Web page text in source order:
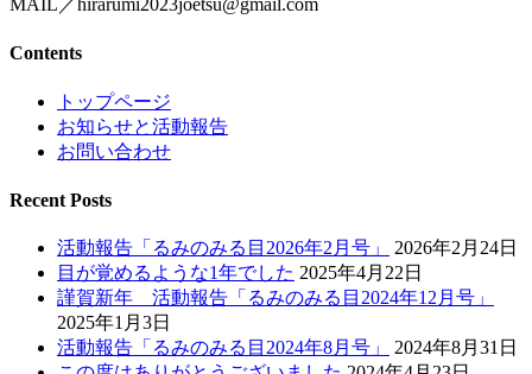
MAIL／hirarumi2023joetsu@gmail.com
Contents
トップページ
お知らせと活動報告
お問い合わせ
Recent Posts
活動報告「るみのみる目2026年2月号」
2026年2月24日
目が覚めるような1年でした 2025年4月22日
謹賀新年 活動報告「るみのみる目2024年12月号」
2025年1月3日
活動報告「るみのみる目2024年8月号」
2024年8月31日